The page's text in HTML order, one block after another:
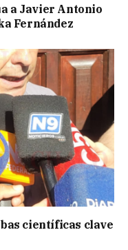
a Javier Antonio
Fernández
científicas clave